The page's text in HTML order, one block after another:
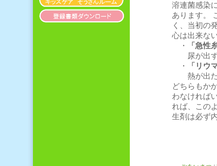
溶連菌感染
あります。
く、当初の
心は出来な
・
「急性
尿が出ず
・
「リウ
熱が出た
どちらもか
わなければ
れば、この
生剤は必ず